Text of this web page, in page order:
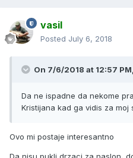
vasil
Posted July 6, 2018
On 7/6/2018 at 12:57
Da ne ispadne da nekome
Kristijana kad ga vidis za moj
Ovo mi postaje interesantno